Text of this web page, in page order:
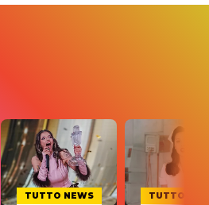
TUTTO NEWS TUTTO